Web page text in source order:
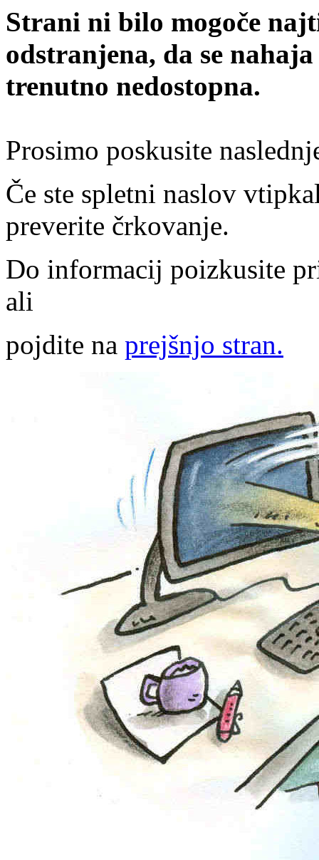
Strani ni bilo mogoče
odstranjena, da se
trenutno nedostopna.
Prosimo poskusite
Če ste spletni naslov
preverite črkovanje.
Do informacij poizkusite
ali
pojdite na prejšnjo stran.